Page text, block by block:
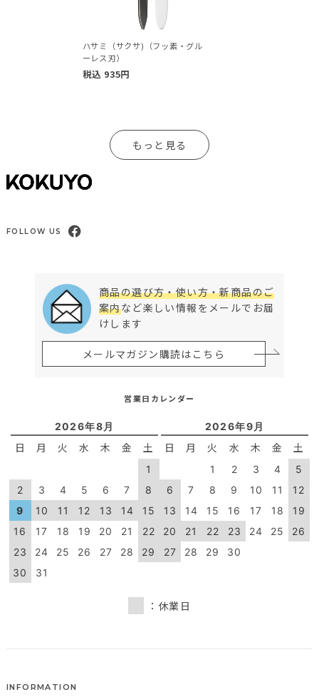
ハサミ（サクサ)（フッ素・グル
ーレス刃）
税込 935円
もっと見る
FOLLOW US
商品の選び方・使い方・新商品のご
案内など楽しい情報をメールでお届
けします
メールマガジン購読はこちら
営業日カレンダー
2026年8月
日 月 火 水 木 金 土
1
2
3 4 5 6 7
8
9
10 11 12 13 14
15
16
17 18 19 20 21
22
23
24 25 26 27 28
29
30
31
2026年9月
日 月 火 水 木 金 土
1 2 3 4
5
6
7 8 9 10 11
12
13
14 15 16 17 18
19
20
21 22 23 24 25
26
27
28 29 30
：休業日
INFORMATION